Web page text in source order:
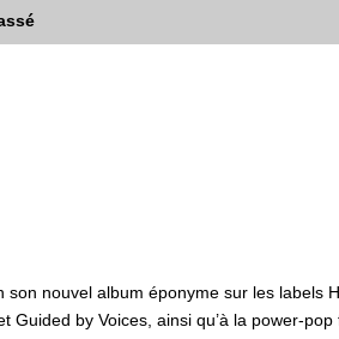
nouvel album éponyme sur les labels
by Voices, ainsi qu’à la power-